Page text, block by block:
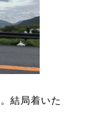
結局着いた